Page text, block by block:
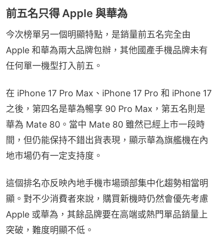
前五名只得 Apple 與華為
今次榜單另一個明顯特點，是銷量前五名完全由
Apple 和華為兩大品牌包辦，其他國產手機品牌未有
任何單一機型打入前五。
在 iPhone 17 Pro Max、iPhone 17 Pro 和 iPhone 17
之後，第四名是華為暢享 90 Pro Max，第五名則是
華為 Mate 80。當中 Mate 80 雖然已經上市一段時
間，但仍能保持不錯出貨表現，顯示華為旗艦機在內
地市場仍有一定支持度。
這個排名亦反映內地手機市場頭部集中化趨勢相當明
顯。對不少消費者來說，購買新機時仍然會優先考慮
Apple 或華為，其餘品牌要在高端或熱門單品銷量上
突破，難度明顯不低。